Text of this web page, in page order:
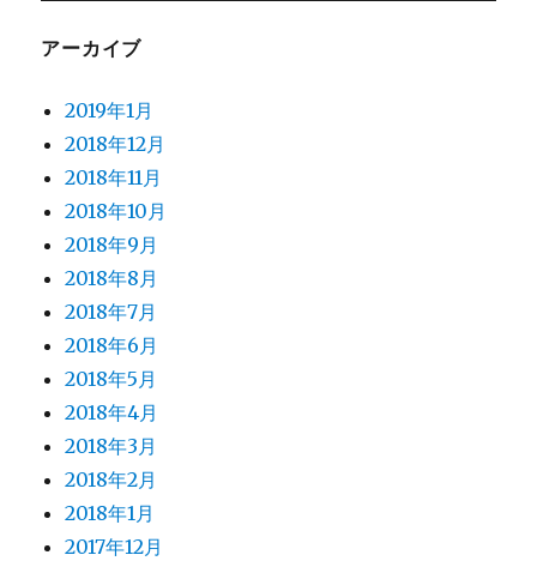
アーカイブ
2019年1月
2018年12月
2018年11月
2018年10月
2018年9月
2018年8月
2018年7月
2018年6月
2018年5月
2018年4月
2018年3月
2018年2月
2018年1月
2017年12月